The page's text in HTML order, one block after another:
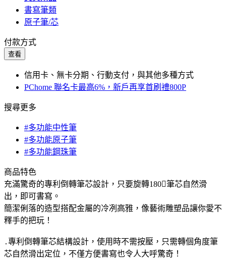
書寫筆類
原子筆/芯
付款方式
查看
信用卡、無卡分期、行動支付，與其他多種方式
PChome 聯名卡最高6%，新戶再享首刷禮800P
搜尋更多
#多功能中性筆
#多功能原子筆
#多功能鋼珠筆
商品特色
充滿驚奇的專利倒轉筆芯設計，只要旋轉180筆芯自然滑
出，即可書寫。
簡潔俐落的造型搭配金屬的冷冽高雅，像藝術雕塑品讓你愛不
釋手的把玩！
․專利倒轉筆芯結構設計，使用時不需按壓，只需轉個角度筆
芯自然滑出定位，不僅方便書寫也令人大呼驚奇！